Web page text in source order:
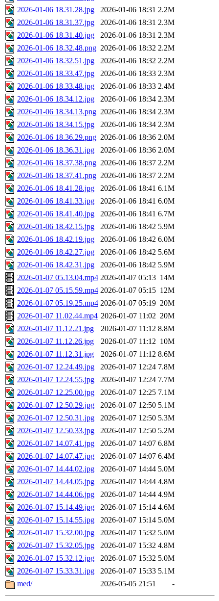
2026-01-06 18.31.28.jpg
2026-01-06 18:31 2.2M
2026-01-06 18.31.37.jpg
2026-01-06 18:31 2.3M
2026-01-06 18.31.40.jpg
2026-01-06 18:31 2.3M
2026-01-06 18.32.48.png 2026-01-06 18:32 2.2M
2026-01-06 18.32.51.jpg
2026-01-06 18:32 2.2M
2026-01-06 18.33.47.jpg
2026-01-06 18:33 2.3M
2026-01-06 18.33.48.jpg
2026-01-06 18:33 2.4M
2026-01-06 18.34.12.jpg
2026-01-06 18:34 2.3M
2026-01-06 18.34.13.png 2026-01-06 18:34 2.3M
2026-01-06 18.34.15.jpg
2026-01-06 18:34 2.3M
2026-01-06 18.36.29.png 2026-01-06 18:36 2.0M
2026-01-06 18.36.31.jpg
2026-01-06 18:36 2.0M
2026-01-06 18.37.38.png 2026-01-06 18:37 2.2M
2026-01-06 18.37.41.png 2026-01-06 18:37 2.2M
2026-01-06 18.41.28.jpg
2026-01-06 18:41 6.1M
2026-01-06 18.41.33.jpg
2026-01-06 18:41 6.0M
2026-01-06 18.41.40.jpg
2026-01-06 18:41 6.7M
2026-01-06 18.42.15.jpg
2026-01-06 18:42 5.9M
2026-01-06 18.42.19.jpg
2026-01-06 18:42 6.0M
2026-01-06 18.42.27.jpg
2026-01-06 18:42 5.6M
2026-01-06 18.42.31.jpg
2026-01-06 18:42 5.9M
2026-01-07 05.13.04.mp4 2026-01-07 05:13 14M
2026-01-07 05.15.59.mp4 2026-01-07 05:15 12M
2026-01-07 05.19.25.mp4 2026-01-07 05:19 20M
2026-01-07 11.02.44.mp4 2026-01-07 11:02 20M
2026-01-07 11.12.21.jpg
2026-01-07 11:12 8.8M
2026-01-07 11.12.26.jpg
2026-01-07 11:12 10M
2026-01-07 11.12.31.jpg
2026-01-07 11:12 8.6M
2026-01-07 12.24.49.jpg
2026-01-07 12:24 7.8M
2026-01-07 12.24.55.jpg
2026-01-07 12:24 7.7M
2026-01-07 12.25.00.jpg
2026-01-07 12:25 7.1M
2026-01-07 12.50.29.jpg
2026-01-07 12:50 5.1M
2026-01-07 12.50.31.jpg
2026-01-07 12:50 5.3M
2026-01-07 12.50.33.jpg
2026-01-07 12:50 5.2M
2026-01-07 14.07.41.jpg
2026-01-07 14:07 6.8M
2026-01-07 14.07.47.jpg
2026-01-07 14:07 6.4M
2026-01-07 14.44.02.jpg
2026-01-07 14:44 5.0M
2026-01-07 14.44.05.jpg
2026-01-07 14:44 4.8M
2026-01-07 14.44.06.jpg
2026-01-07 14:44 4.9M
2026-01-07 15.14.49.jpg
2026-01-07 15:14 4.6M
2026-01-07 15.14.55.jpg
2026-01-07 15:14 5.0M
2026-01-07 15.32.00.jpg
2026-01-07 15:32 5.0M
2026-01-07 15.32.05.jpg
2026-01-07 15:32 4.8M
2026-01-07 15.32.12.jpg
2026-01-07 15:32 5.0M
2026-01-07 15.33.31.jpg
2026-01-07 15:33 5.1M
med/
2026-05-05 21:51 -